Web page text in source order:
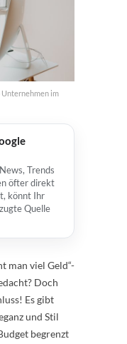
Unternehmen im
Trends
öfter direkt
könnt Ihr
Quelle
man viel Geld“-
Doch
Es gibt
und Stil
begrenzt